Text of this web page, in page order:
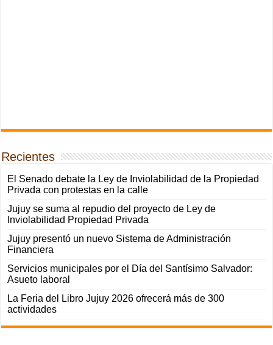
Recientes
El Senado debate la Ley de Inviolabilidad de la Propiedad
Privada con protestas en la calle
Jujuy se suma al repudio del proyecto de Ley de
Inviolabilidad Propiedad Privada
Jujuy presentó un nuevo Sistema de Administración
Financiera
Servicios municipales por el Día del Santísimo Salvador:
Asueto laboral
La Feria del Libro Jujuy 2026 ofrecerá más de 300
actividades